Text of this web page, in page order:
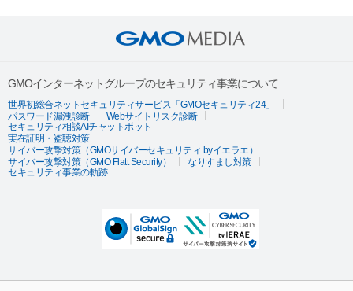
GMOインターネットグループのセキュリティ事業について
世界初総合ネットセキュリティサービス「GMOセキュリティ24」
パスワード漏洩診断
Webサイトリスク診断
セキュリティ相談AIチャットボット
実在証明・盗聴対策
サイバー攻撃対策（GMOサイバーセキュリティ byイエラエ）
サイバー攻撃対策（GMO Flatt Security）
なりすまし対策
セキュリティ事業の軌跡